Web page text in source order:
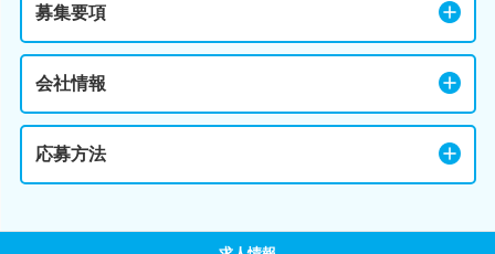
募集要項
会社情報
応募方法